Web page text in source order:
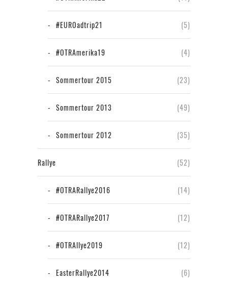
#EUROadtrip21 (5)
#OTRAmerika19 (4)
Sommertour 2015 (23)
Sommertour 2013 (49)
Sommertour 2012 (35)
Rallye (52)
#OTRARallye2016 (14)
#OTRARallye2017 (12)
#OTRAllye2019 (12)
EasterRallye2014 (6)